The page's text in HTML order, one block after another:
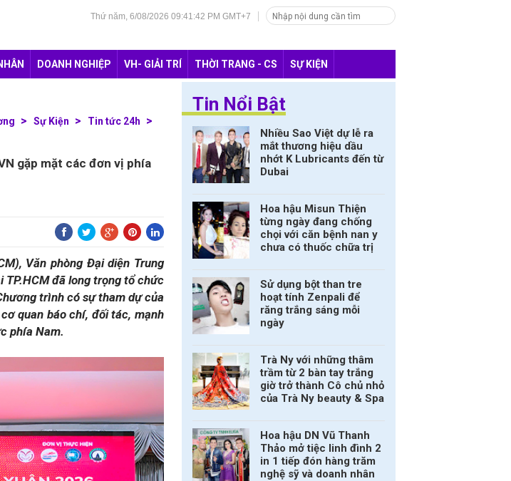
Thứ năm, 6/08/2026 09:41:44 PM GMT+7
DOANH NGHIỆP VH- GIẢI TRÍ THỜI TRANG - CS SỰ KIỆN
Sự Kiện
Tin tức 24h
gặp mặt các đơn vị phía
Văn phòng Đại diện Trung
TP.HCM đã long trọng tổ chức
trình có sự tham dự của
quan báo chí, đối tác, mạnh
phía Nam.
Tin Nổi Bật
Nhiều Sao Việt dự lễ ra
mắt thương hiệu dầu
nhớt K Lubricants đến từ
Dubai
Hoa hậu Misun Thiện
từng ngày đang chống
chọi với căn bệnh nan y
chưa có thuốc chữa trị
Sử dụng bột than tre
hoạt tính Zenpali để
răng trắng sáng mỗi
ngày
Trà Ny với những thâm
trầm từ 2 bàn tay trắng
giờ trở thành Cô chủ nhỏ
của Trà Ny beauty & Spa
Hoa hậu DN Vũ Thanh
Thảo mở tiệc linh đình 2
in 1 tiếp đón hàng trăm
nghệ sỹ và doanh nhân